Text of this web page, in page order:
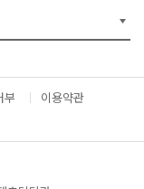
e
서
다
운
부
이용약관